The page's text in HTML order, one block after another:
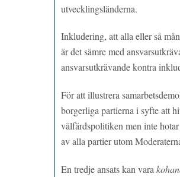
utvecklingsländerna.
Inkludering, att alla eller så
är det sämre med
ansvarsutkrävande kontra
För att illustrera
borgerliga partierna i syfte att
välfärdspolitiken men inte
av alla partier utom
En tredje ansats kan vara